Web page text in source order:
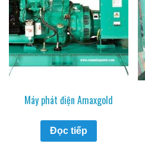
Máy phát điện Amaxgold
Đọc tiếp